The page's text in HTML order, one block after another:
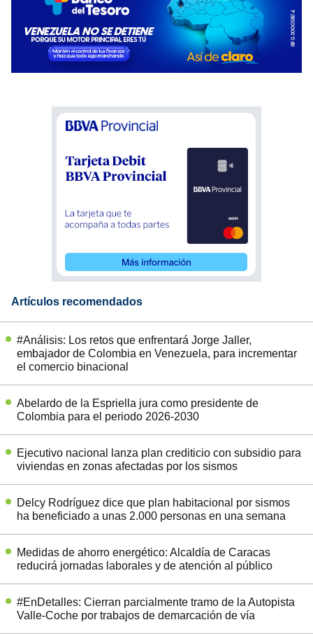
Artículos recomendados
#Análisis: Los retos que enfrentará Jorge Jaller,
embajador de Colombia en Venezuela, para incrementar
el comercio binacional
Abelardo de la Espriella jura como presidente de
Colombia para el periodo 2026-2030
Ejecutivo nacional lanza plan crediticio con subsidio para
viviendas en zonas afectadas por los sismos
Delcy Rodríguez dice que plan habitacional por sismos
ha beneficiado a unas 2.000 personas en una semana
Medidas de ahorro energético: Alcaldía de Caracas
reducirá jornadas laborales y de atención al público
#EnDetalles: Cierran parcialmente tramo de la Autopista
Valle-Coche por trabajos de demarcación de vía